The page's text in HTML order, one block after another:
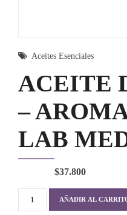
Aceites Esenciales
ACEITE
–
LAB
$37.800
AÑADIR AL